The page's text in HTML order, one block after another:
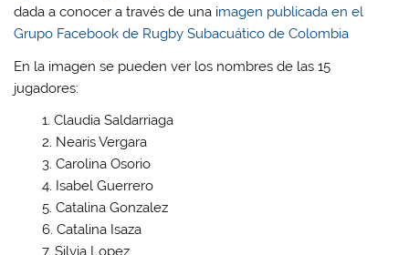
dada a conocer a través de una imagen publicada en el
Grupo Facebook de Rugby Subacuático de Colombia
En la imagen se pueden ver los nombres de las 15
jugadores:
Claudia Saldarriaga
Nearis Vergara
Carolina Osorio
Isabel Guerrero
Catalina Gonzalez
Catalina Isaza
Silvia Lopez